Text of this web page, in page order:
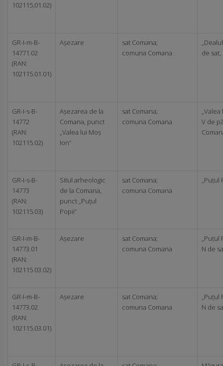
102115.01.02)
GR-I-m-B-
14771.02
(RAN:
102115.01.01)
Așezare
sat Comana;
comuna Comana
de
GR-I-s-B-
14772
(RAN:
102115.02)
Așezarea de la
Comana, punct
„Valea lui Moș
Ion”
sat Comana;
comuna Comana
„Valea
V de
GR-I-s-B-
14773
(RAN:
102115.03)
Situl arheologic
de la Comana,
punct „Puțul
Popii”
sat Comana;
comuna Comana
„Puțul
GR-I-m-B-
14773.01
(RAN:
102115.03.02)
Așezare
sat Comana;
comuna Comana
„Puțul
N de
GR-I-m-B-
14773.02
(RAN:
102115.03.01)
Așezare
sat Comana;
comuna Comana
„Puțul
N de